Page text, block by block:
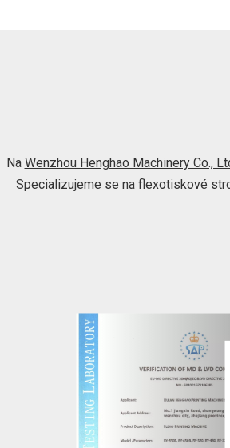
Na Wenzhou Henghao Machinery Co.,
Specializujeme se na flexotiskové